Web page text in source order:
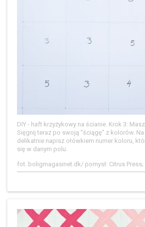
DIY - haft krzyżykowy na ścianie. Krok 3:
Sięgnij teraz po swoją "ściągę" z kolorów.
delikatnie napisz ołówkiem numer koloru,
się w danym polu.
fot. boligmagasinet.dk/ pomysł: Citrus Press;